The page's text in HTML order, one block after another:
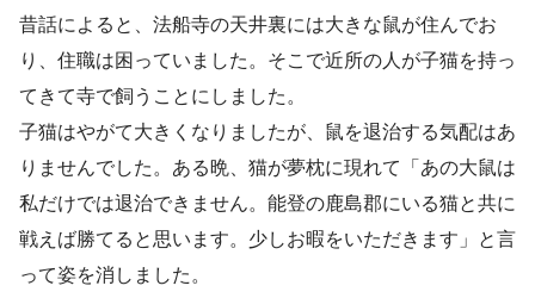
昔話によると、法船寺の天井裏には大きな鼠が住んでお
り、住職は困っていました。そこで近所の人が子猫を持っ
てきて寺で飼うことにしました。
子猫はやがて大きくなりましたが、鼠を退治する気配はあ
りませんでした。ある晩、猫が夢枕に現れて「あの大鼠は
私だけでは退治できません。能登の鹿島郡にいる猫と共に
戦えば勝てると思います。少しお暇をいただきます」と言
って姿を消しました。